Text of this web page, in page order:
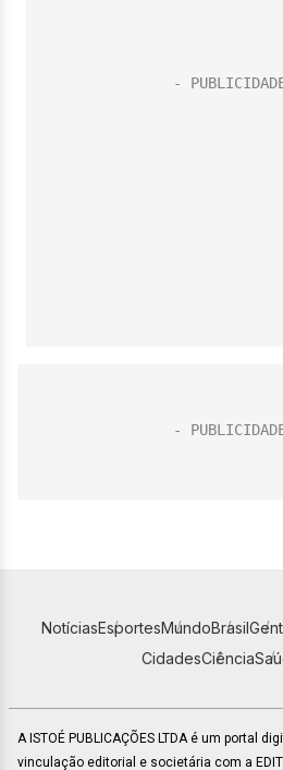
NotíciasEsportesMundoBrasil
CidadesCiência
A ISTOÉ PUBLICAÇÕES LTDA é um portal
vinculação editorial e societária com a